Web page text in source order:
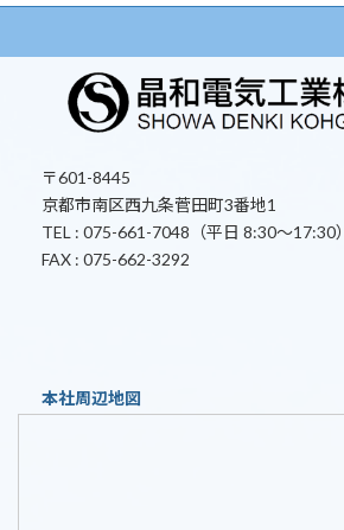
〒601-8445
京都市南区西九条菅田町3番地1
TEL : 075-661-7048（平日 8:30～17:30）
FAX : 075-662-3292
本社周辺地図